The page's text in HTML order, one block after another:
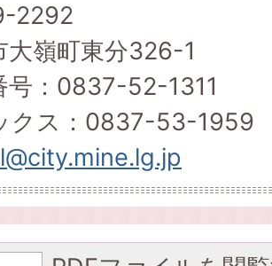
2292
大嶺町東分326-1
号：0837-52-1311
クス：0837-53-1959